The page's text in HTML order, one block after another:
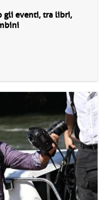
gli eventi, tra libri,